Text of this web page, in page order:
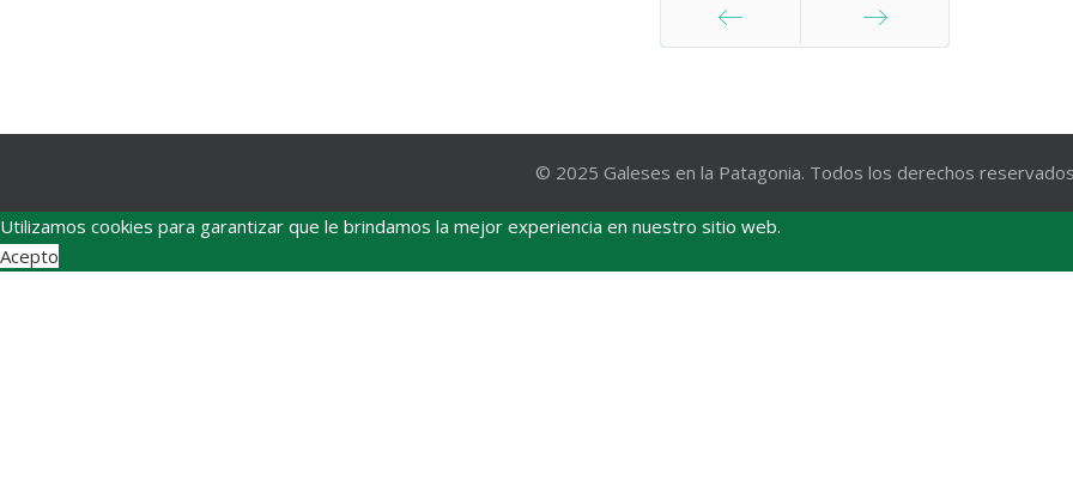
© 2025 Galeses en la Patagonia. Todos los derechos
Utilizamos cookies para garantizar que le brindamos la mejor experiencia en nuestro sitio web.
Acepto